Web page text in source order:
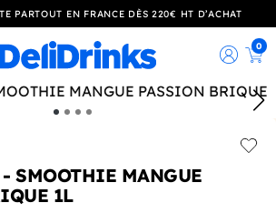
PARTOUT EN FRANCE DÈS 220€ HT D’ACHAT
0
SMOOTHIE MANGUE
1L